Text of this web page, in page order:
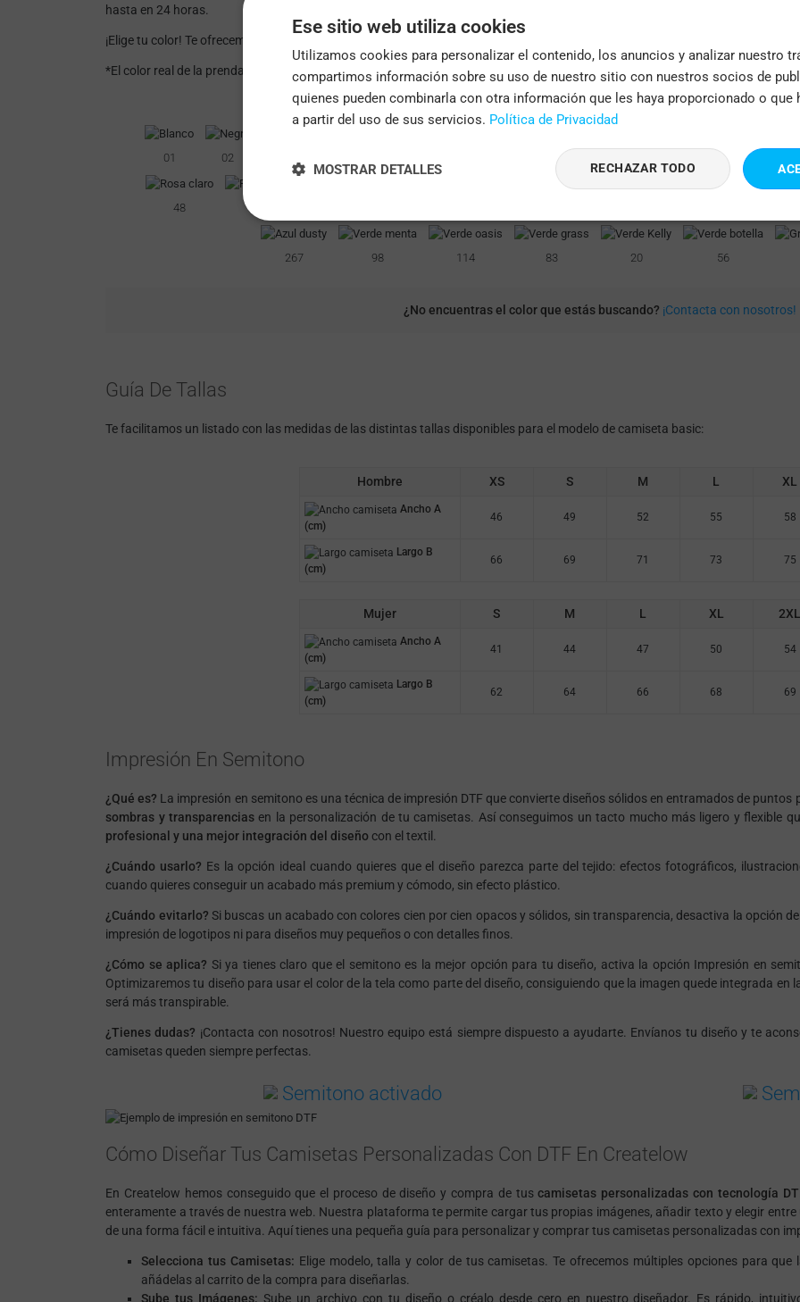
hasta en 24 horas.
¡Elige tu color! Te ofrecemos 33 colores para tus camisetas Basic, escoge el más adecuado a tu proyecto.
*El color real de la prenda puede diferir ligeramente de lo que ves en pantalla debido a los ajustes de brillo o color de cada
01 02 31
48
267 98 114 83 20 56
¿No encuentras el color que estás buscando? ¡Contacta con nosotros!
Guía De Tallas
Te facilitamos un listado con las medidas de las distintas tallas disponibles para el modelo de camiseta basic:
Hombre XS S M L XL
Ancho A
(cm)
46 49 52 55 58
Largo B
(cm)
66 69 71 73 75
Mujer S M L XL 2XL
Ancho A
(cm)
41 44 47 50 54
Largo B
(cm)
62 64 66 68 69
Impresión En Semitono
¿Qué es? La impresión en semitono es una técnica de impresión DTF que convierte diseños sólidos en entramados de puntos
sombras y transparencias en la personalización de tu camisetas. Así conseguimos un tacto mucho más ligero y flexible
profesional y una mejor integración del diseño con el textil.
¿Cuándo usarlo? Es la opción ideal cuando quieres que el diseño parezca parte del tejido: efectos fotográficos,
cuando quieres conseguir un acabado más premium y cómodo, sin efecto plástico.
¿Cuándo evitarlo? Si buscas un acabado con colores cien por cien opacos y sólidos, sin transparencia, desactiva la opción
impresión de logotipos ni para diseños muy pequeños o con detalles finos.
¿Cómo se aplica? Si ya tienes claro que el semitono es la mejor opción para tu diseño, activa la opción Impresión en
Optimizaremos tu diseño para usar el color de la tela como parte del diseño, consiguiendo que la imagen quede integrada en
será más transpirable.
¿Tienes dudas? ¡Contacta con nosotros! Nuestro equipo está siempre dispuesto a ayudarte. Envíanos tu diseño y te
camisetas queden siempre perfectas.
Semitono activado
Cómo Diseñar Tus Camisetas Personalizadas Con DTF En Createlow
En Createlow hemos conseguido que el proceso de diseño y compra de tuscamisetas personalizadas con tecnología
enteramente a través de nuestra web. Nuestra plataforma te permite cargar tus propias imágenes, añadir texto y elegir
de una forma fácil e intuitiva. Aquí tienes una pequeña guía para personalizar y comprar tus camisetas personalizadas con
Selecciona tus Camisetas: Elige modelo, talla y color de tus camisetas. Te ofrecemos múltiples opciones para
añádelas al carrito de la compra para diseñarlas.
Sube tus Imágenes: Sube un archivo con tu diseño o créalo desde cero en nuestro diseñador. Es rápido,
.
Ese sitio web utiliza cookies
Utilizamos cookies para personalizar el contenido, los anuncios y analizar nuestro
compartimos información sobre su uso de nuestro sitio con nuestros socios de
quienes pueden combinarla con otra información que les haya proporcionado o que
a partir del uso de sus servicios. Política de Privacidad
RECHAZAR TODO
MOSTRAR DETALLES